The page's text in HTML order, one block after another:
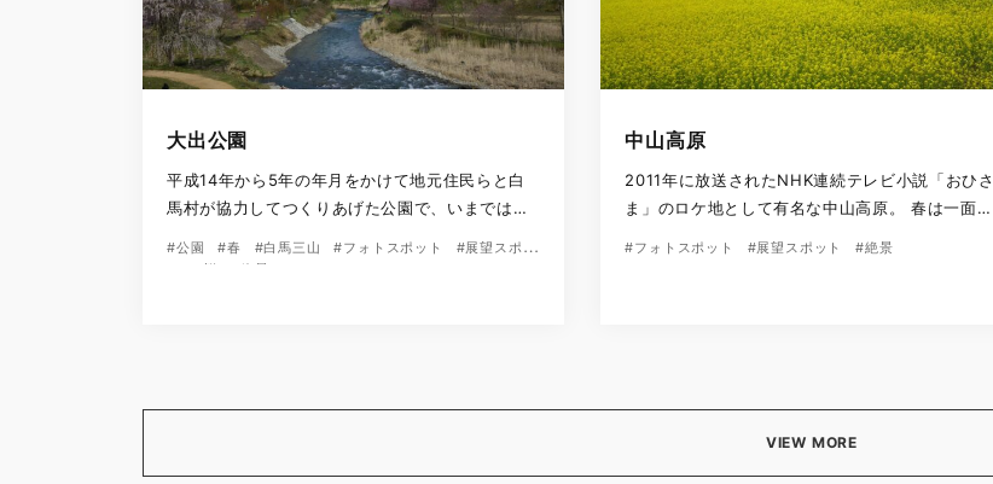
大出公園
平成14年から5年の年月をかけて地元住民らと白
馬村が協力してつくりあげた公園で、いまでは白
す。 そこに架かる大出吊橋は、歩行者用の橋で白
#公園 #春 #白馬三山 #フォトスポット
#展望スポッ
#桜 #絶景
中山高原
2011年に放送されたNHK連続テレビ小説「おひさ
ま」のロケ地として有名な中山高原。 春は一面の
#フォトスポット #展望スポット #絶景
VIEW MORE